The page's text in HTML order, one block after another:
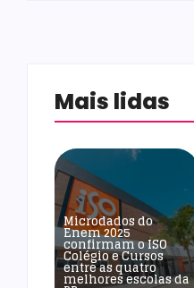
Mais lidas
Microdados do
Enem 2025
confirmam o ISO
Colégio e Cursos
entre as quatro
melhores escolas da